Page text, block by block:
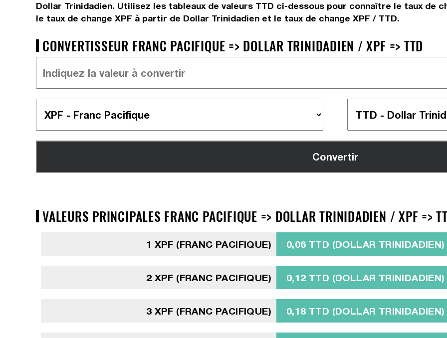
Dollar Trinidadien. Utilisez les tableaux de valeurs TTD ci-dessous pour connaître le taux de
le taux de change XPF à partir de Dollar Trinidadien et le taux de change XPF / TTD.
CONVERTISSEUR FRANC PACIFIQUE => DOLLAR TRINIDADIEN / XPF => TTD
VALEURS PRINCIPALES FRANC PACIFIQUE => DOLLAR TRINIDADIEN / XPF =>
1 XPF (FRANC PACIFIQUE) 0,06 TTD (DOLLAR TRINIDADIEN)
2 XPF (FRANC PACIFIQUE) 0,12 TTD (DOLLAR TRINIDADIEN)
3 XPF (FRANC PACIFIQUE) 0,18 TTD (DOLLAR TRINIDADIEN)